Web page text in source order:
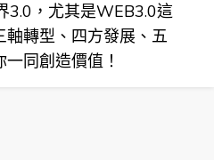
3.0，尤其是WEB3.0這
轉型、四方發展、五
同創造價值！